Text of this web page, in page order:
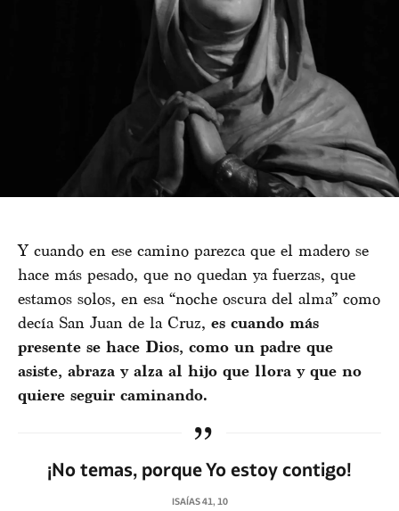
Y cuando en ese camino parezca que el madero se
hace más pesado, que no quedan ya fuerzas, que
estamos solos, en esa “noche oscura del alma” como
decía San Juan de la Cruz, es cuando más
presente se hace Dios, como un padre que
asiste, abraza y alza al hijo que llora y que no
quiere seguir caminando.
¡No temas, porque Yo estoy contigo!
ISAÍAS 41, 10